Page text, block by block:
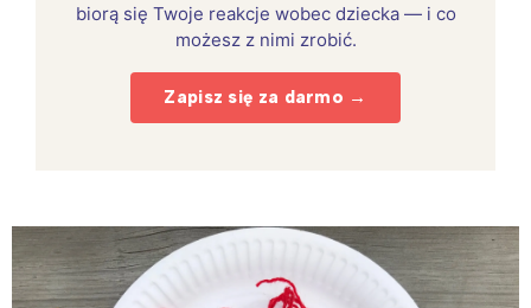
biorą się Twoje reakcje wobec dziecka — i co
możesz z nimi zrobić.
Zapisz się za darmo →